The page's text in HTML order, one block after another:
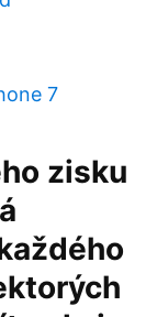
7
zisku